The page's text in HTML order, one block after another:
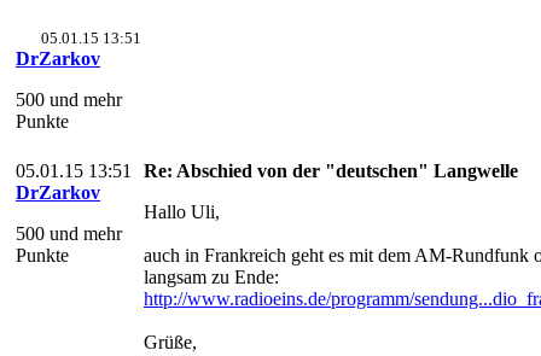
05.01.15 13:51
DrZarkov
500 und mehr
Punkte
05.01.15 13:51
DrZarkov
500 und mehr
Punkte
Re: Abschied von der "deutschen" Langwelle
Hallo Uli,
auch in Frankreich geht es mit dem AM-Rundfunk
langsam zu Ende:
http://www.radioeins.de/programm/
Grüße,